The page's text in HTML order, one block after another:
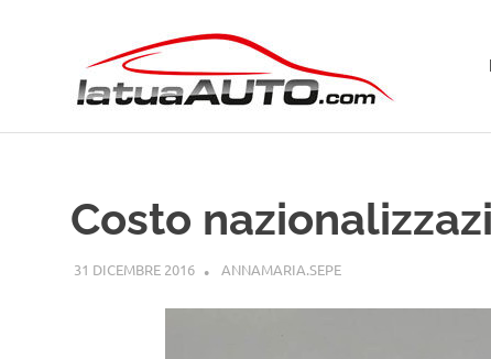
Costo
31 DICEMBRE 2016 ANNAMARIA.SEPEGUIDE